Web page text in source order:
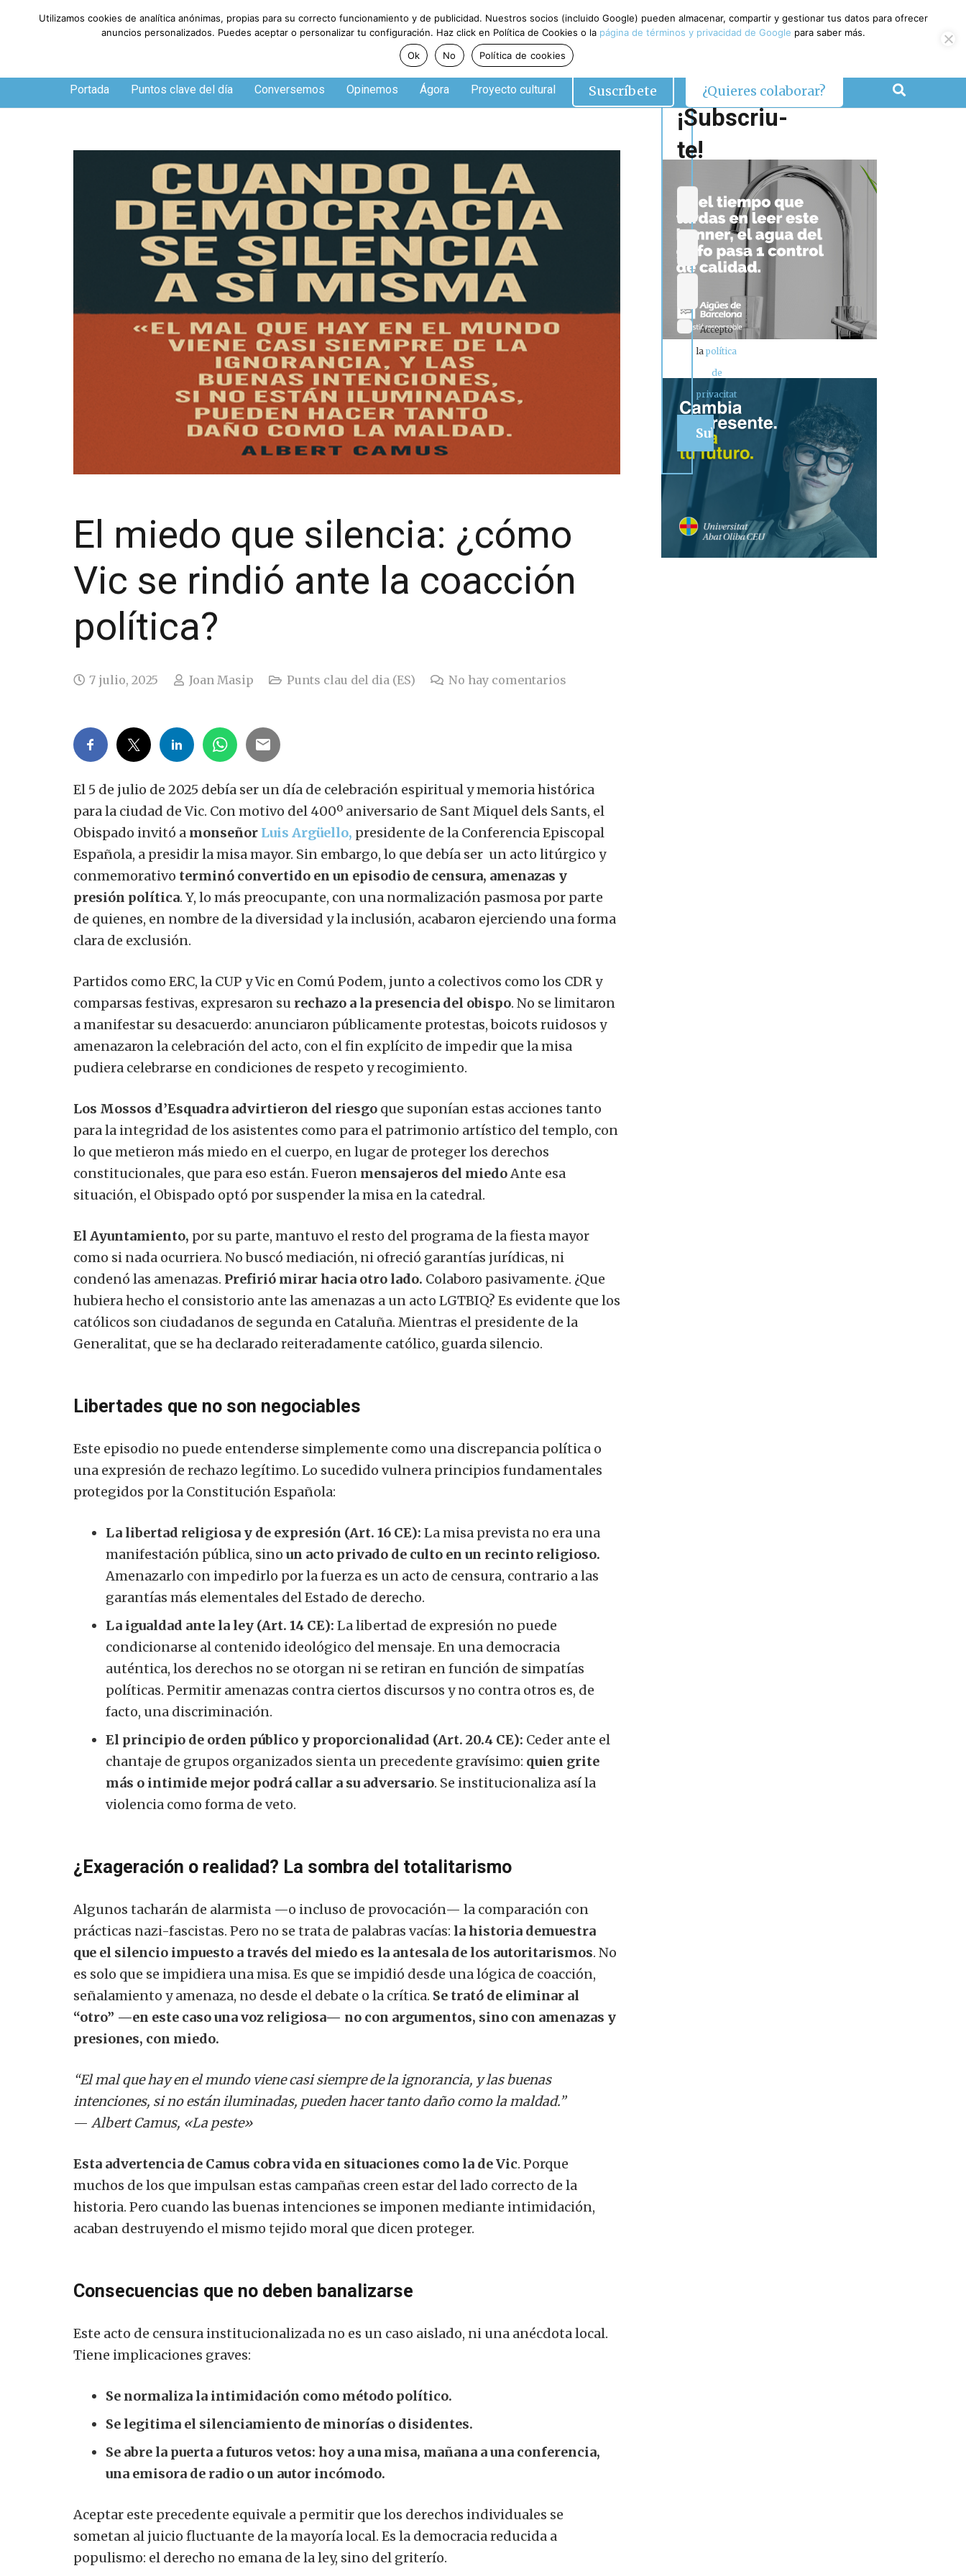
Viernes, 7 de agosto de 2026
Portada Puntos clave del día Conversemos Opinemos Ágora Proyecto cultural Suscríbete ¿Quieres colaborar?
El miedo que silencia: ¿cómo
Vic se rindió ante la coacción
política?
7 julio, 2025 Joan Masip Punts clau del dia (ES) No hay comentarios
El 5 de julio de 2025 debía ser un día de celebración espiritual y memoria histórica
para la ciudad de Vic. Con motivo del 400º aniversario de Sant Miquel dels Sants, el
Obispado invitó a monseñor Luis Argüello, presidente de la Conferencia Episcopal
Española, a presidir la misa mayor. Sin embargo, lo que debía ser un acto litúrgico y
conmemorativo terminó convertido en un episodio de censura, amenazas y
presión política. Y, lo más preocupante, con una normalización pasmosa por parte
de quienes, en nombre de la diversidad y la inclusión, acabaron ejerciendo una forma
clara de exclusión.
Partidos como ERC, la CUP y Vic en Comú Podem, junto a colectivos como los CDR y
comparsas festivas, expresaron su rechazo a la presencia del obispo. No se limitaron
a manifestar su desacuerdo: anunciaron públicamente protestas, boicots ruidosos y
amenazaron la celebración del acto, con el fin explícito de impedir que la misa
pudiera celebrarse en condiciones de respeto y recogimiento.
Los Mossos d’Esquadra advirtieron del riesgo que suponían estas acciones tanto
para la integridad de los asistentes como para el patrimonio artístico del templo, con
lo que metieron más miedo en el cuerpo, en lugar de proteger los derechos
constitucionales, que para eso están. Fueron mensajeros del miedoAnte esa
situación, el Obispado optó por suspender la misa en la catedral.
El Ayuntamiento, por su parte, mantuvo el resto del programa de la fiesta mayor
como si nada ocurriera. No buscó mediación, ni ofreció garantías jurídicas, ni
condenó las amenazas. Prefirió mirar hacia otro lado. Colaboro pasivamente. ¿Que
hubiera hecho el consistorio ante las amenazas a un acto LGTBIQ? Es evidente que los
católicos son ciudadanos de segunda en Cataluña. Mientras el presidente de la
Generalitat, que se ha declarado reiteradamente católico, guarda silencio.
Libertades que no son negociables
Este episodio no puede entenderse simplemente como una discrepancia política o
una expresión de rechazo legítimo. Lo sucedido vulnera principios fundamentales
protegidos por la Constitución Española:
La libertad religiosa y de expresión (Art. 16 CE): La misa prevista no era una
manifestación pública, sino un acto privado de culto en un recinto religioso.
Amenazarlo con impedirlo por la fuerza es un acto de censura, contrario a las
garantías más elementales del Estado de derecho.
La igualdad ante la ley (Art. 14 CE): La libertad de expresión no puede
condicionarse al contenido ideológico del mensaje. En una democracia
auténtica, los derechos no se otorgan ni se retiran en función de simpatías
políticas. Permitir amenazas contra ciertos discursos y no contra otros es, de
facto, una discriminación.
El principio de orden público y proporcionalidad (Art. 20.4 CE): Ceder ante el
chantaje de grupos organizados sienta un precedente gravísimo: quien grite
más o intimide mejor podrá callar a su adversario. Se institucionaliza así la
violencia como forma de veto.
¿Exageración o realidad? La sombra del totalitarismo
Algunos tacharán de alarmista —o incluso de provocación— la comparación con
prácticas nazi-fascistas. Pero no se trata de palabras vacías: la historia demuestra
que el silencio impuesto a través del miedo es la antesala de los autoritarismos. No
es solo que se impidiera una misa. Es que se impidió desde una lógica de coacción,
señalamiento y amenaza, no desde el debate o la crítica. Se trató de eliminar al
“otro” —en este caso una voz religiosa— no con argumentos, sino con amenazas y
presiones, con miedo.
“El mal que hay en el mundo viene casi siempre de la ignorancia, y las buenas
intenciones, si no están iluminadas, pueden hacer tanto daño como la maldad.”
— Albert Camus, «La peste»
Esta advertencia de Camus cobra vida en situaciones como la de Vic. Porque
muchos de los que impulsan estas campañas creen estar del lado correcto de la
historia. Pero cuando las buenas intenciones se imponen mediante intimidación,
acaban destruyendo el mismo tejido moral que dicen proteger.
Consecuencias que no deben banalizarse
Este acto de censura institucionalizada no es un caso aislado, ni una anécdota local.
Tiene implicaciones graves:
Se normaliza la intimidación como método político.
Se legitima el silenciamiento de minorías o disidentes.
Se abre la puerta a futuros vetos: hoy a una misa, mañana a una conferencia,
una emisora de radio o un autor incómodo.
Aceptar este precedente equivale a permitir que los derechos individuales se
sometan al juicio fluctuante de la mayoría local. Es la democracia reducida a
populismo: el derecho no emana de la ley, sino del griterío.
¡Subscriu-
te!
Accepto
lapolítica
de
privacitat
Utilizamos cookies de analítica anónimas, propias para su correcto funcionamiento y de publicidad. Nuestros socios (incluido Google) pueden almacenar, compartir y gestionar tus datos para ofrecer
anuncios personalizados. Puedes aceptar o personalizar tu configuración. Haz click en Política de Cookies o la página de términos y privacidad de Google para saber más.
Ok
No Política de cookies